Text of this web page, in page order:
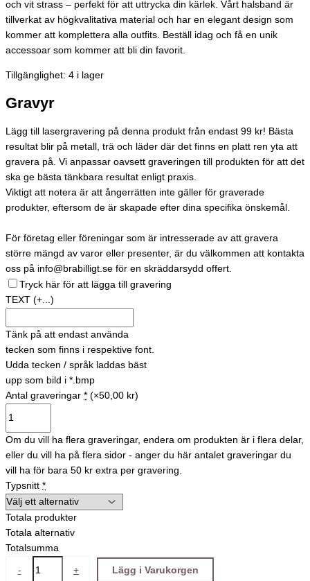
och vit strass – perfekt för att uttrycka din kärlek. Vårt halsband är
tillverkat av högkvalitativa material och har en elegant design som
kommer att komplettera alla outfits. Beställ idag och få en unik
accessoar som kommer att bli din favorit.
Tillgänglighet: 4 i lager
Gravyr
Lägg till lasergravering på denna produkt från endast 99 kr! Bästa
resultat blir på metall, trä och läder där det finns en platt ren yta att
gravera på. Vi anpassar oavsett graveringen till produkten för att det
ska ge bästa tänkbara resultat enligt praxis.
Viktigt att notera är att ångerrätten inte gäller för graverade
produkter, eftersom de är skapade efter dina specifika önskemål.
För företag eller föreningar som är intresserade av att gravera
större mängd av varor eller presenter, är du välkommen att kontakta
oss på info@brabilligt.se för en skräddarsydd offert.
Tryck här för att lägga till gravering
TEXT (+...)
Tänk på att endast använda
tecken som finns i respektive font.
Udda tecken / språk laddas bäst
upp som bild i *.bmp
Antal graveringar * (×50,00 kr)
Om du vill ha flera graveringar, endera om produkten är i flera delar,
eller du vill ha på flera sidor - anger du här antalet graveringar du
vill ha för bara 50 kr extra per gravering.
Typsnitt *
Totala produkter
Totala alternativ
Totalsumma
- + Lägg i Varukorgen